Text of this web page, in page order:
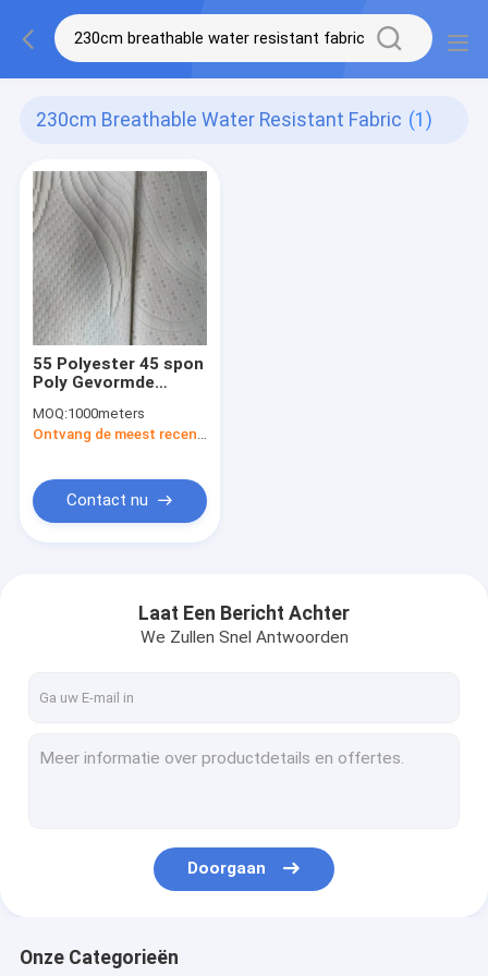
230cm Breathable Water Resistant Fabric (1)
55 Polyester 45 spon
Poly Gevormde
cloquéstof
300DX12S 280Gsm
Water Bestand Stof
MOQ:1000meters
Ontvang de meest recente Prijs
Contact nu
Laat Een Bericht Achter
We Zullen Snel Antwoorden
Doorgaan
Onze Categorieën